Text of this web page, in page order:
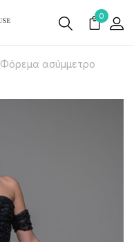
0
Φόρεμα ασύμμετρο